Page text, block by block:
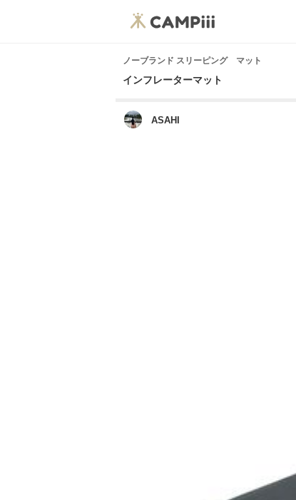
ノーブランド スリーピング マット
インフレーターマット
ASAHI